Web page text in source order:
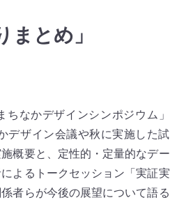
とめ」
なかデザインシンポジウム」
デザイン会議や秋に実施した試
概要と、定性的・定量的なデー
よるトークセッション「実証実
者らが今後の展望について語る